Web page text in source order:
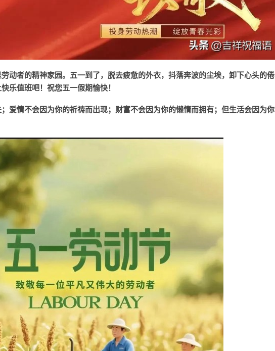
动者的精神家园。五一到了，脱去疲惫的外衣，抖落奔波的尘埃，卸下心头的倦
乐值班吧！祝您五一假期愉快！
爱情不会因为你的祈祷而出现；财富不会因为你的懒惰而拥有；但生活会因为你